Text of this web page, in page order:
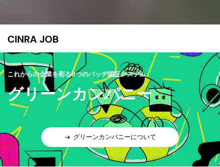
CINRA JOB
これからの企業を彩る9つのバッヂ認証システム
グリーンカンパニー
グリーンカンパニーについて